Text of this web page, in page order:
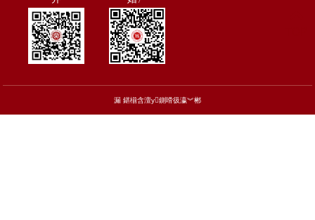
漏 鍖椾含澶у鍘嗗彶瀛︾郴